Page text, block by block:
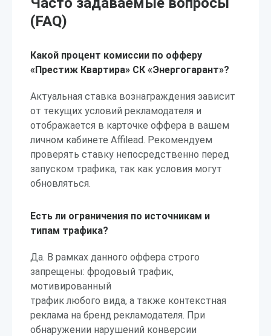
(FAQ)
Какой процент комиссии по офферу
«Престиж Квартира» СК «Энергогарант»?
Актуальная ставка вознаграждения зависит
от текущих условий рекламодателя и
отображается в карточке оффера в вашем
личном кабинете Affilead. Рекомендуем
проверять ставку непосредственно перед
запуском трафика, так как условия могут
обновляться.
Есть ли ограничения по источникам и
типам трафика?
Да. В рамках данного оффера строго
запрещены: фродовый трафик,
мотивированный
трафик любого вида, а также контекстная
реклама на бренд рекламодателя. При
обнаружении нарушений конверсии